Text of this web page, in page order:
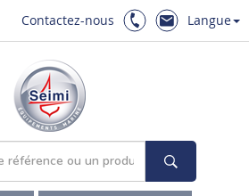
Contactez-nous Langue